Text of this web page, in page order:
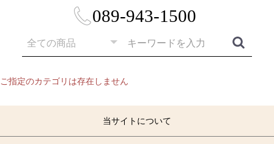
089-943-1500
ご指定のカテゴリは存在しません
当サイトについて